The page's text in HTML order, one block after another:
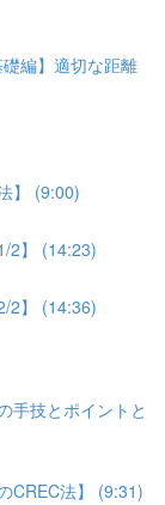
編】適切な距離
】 (9:00)
2】 (14:23)
2】 (14:36)
手技とポイントと
CREC法】 (9:31)